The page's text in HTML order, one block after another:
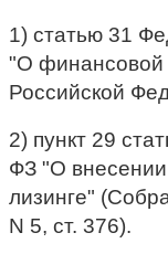
1) статью 31
"О финансовой
Российской
2) пункт 29
ФЗ "О
лизинге"
N 5, ст. 376).